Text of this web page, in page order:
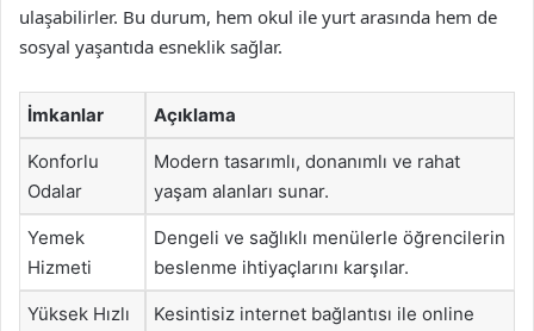
ulaşabilirler. Bu durum, hem okul ile yurt arasında hem de
sosyal yaşantıda esneklik sağlar.
İmkanlar Açıklama
Konforlu
Odalar
Modern tasarımlı, donanımlı ve rahat
yaşam alanları sunar.
Yemek
Hizmeti
Dengeli ve sağlıklı menülerle öğrencilerin
beslenme ihtiyaçlarını karşılar.
Yüksek Hızlı
Kesintisiz internet bağlantısı ile online